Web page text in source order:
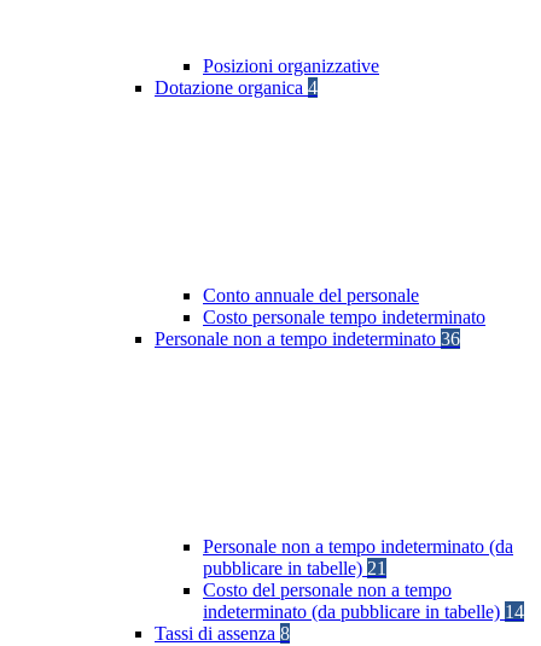
Posizioni organizzative
Dotazione organica 4
Conto annuale del personale
Costo personale tempo indeterminato
Personale non a tempo indeterminato 36
Personale non a tempo indeterminato (da
pubblicare in tabelle) 21
Costo del personale non a tempo
indeterminato (da pubblicare in tabelle) 14
Tassi di assenza 8